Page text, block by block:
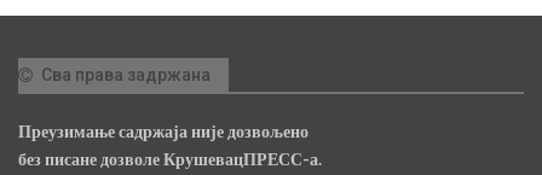
Сва права задржана
Преузимање садржаја није дозвољено
без писане дозволе КрушевацПРЕСС-а.